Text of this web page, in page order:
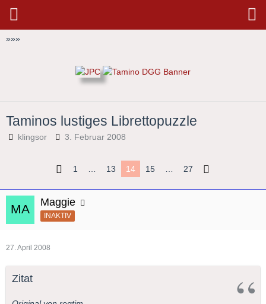
»»»
Taminos lustiges Librettopuzzle
klingsor 3. Februar 2008
1 … 13 14 15 … 27
Maggie
INAKTIV
27. April 2008
Zitat